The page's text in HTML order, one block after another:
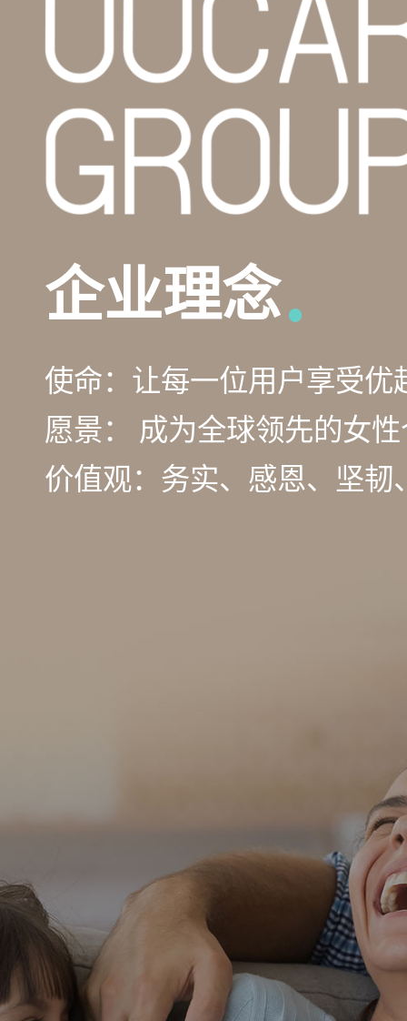
企业理念
使命：让每一位用户享受优
愿景： 成为全球领先的女
价值观：务实、感恩、坚韧
企业定位
定位：国际大健康产业集团
企业Slogan
Slogan : 生活可以更优越